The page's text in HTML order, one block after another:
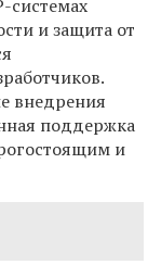
системах
и защита от
внедрения
поддержка
и